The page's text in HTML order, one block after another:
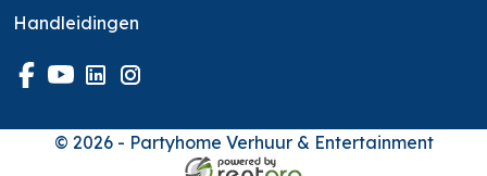
Handleidingen
© 2026 - Partyhome Verhuur & Entertainment